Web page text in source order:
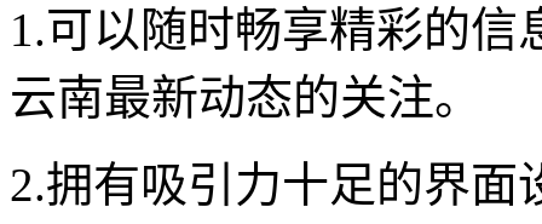
1.可以随时畅享精彩的
云南最新动态的关注。
2.拥有吸引力十足的界